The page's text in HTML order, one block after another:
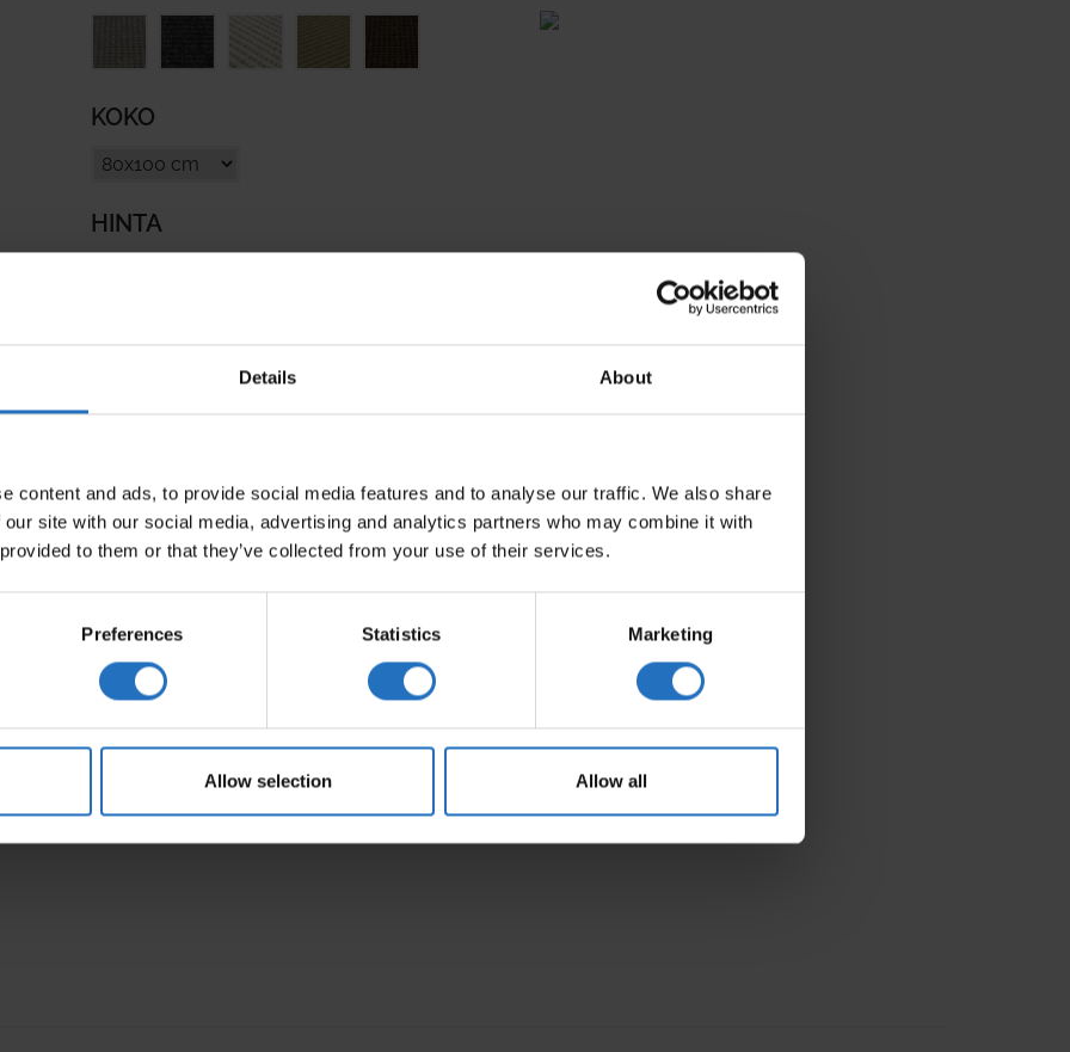
Details About
content and ads, to provide social media features and to analyse our traffic. We also share
site with our social media, advertising and analytics partners who may combine it with
to them or that they’ve collected from your use of their services.
Preferences Statistics Marketing
Allow selection Allow all
KOKO
HINTA
LISÄÄ OSTOSKORIIN